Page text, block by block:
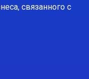
связанного с